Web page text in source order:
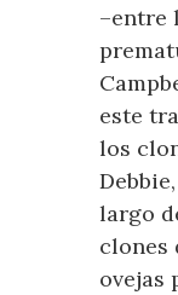
–entre
este
los
largo
clones
ovejas